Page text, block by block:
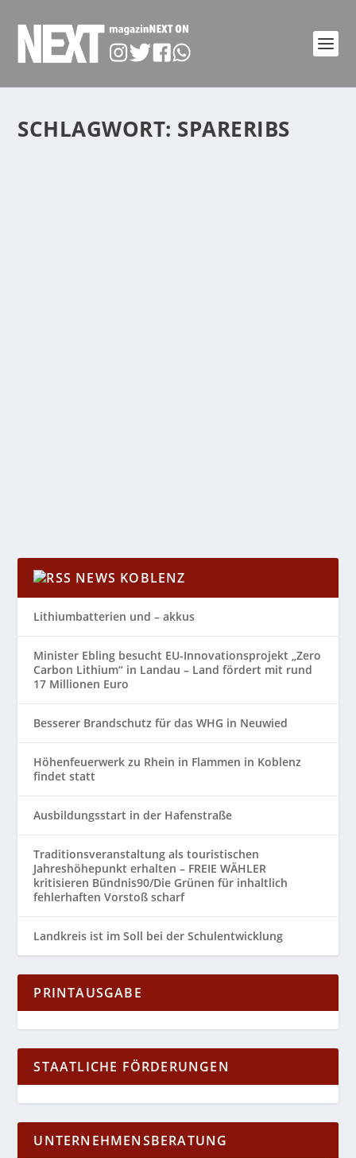
SCHLAGWORT: SPARERIBS
NEWS KOBLENZ
Lithiumbatterien und – akkus
Minister Ebling besucht EU-Innovationsprojekt „Zero
Carbon Lithium“ in Landau – Land fördert mit rund
17 Millionen Euro
Besserer Brandschutz für das WHG in Neuwied
Höhenfeuerwerk zu Rhein in Flammen in Koblenz
findet statt
Ausbildungsstart in der Hafenstraße
Traditionsveranstaltung als touristischen
Jahreshöhepunkt erhalten – FREIE WÄHLER
kritisieren Bündnis90/Die Grünen für inhaltlich
fehlerhaften Vorstoß scharf
Landkreis ist im Soll bei der Schulentwicklung
PRINTAUSGABE
STAATLICHE FÖRDERUNGEN
UNTERNEHMENSBERATUNG